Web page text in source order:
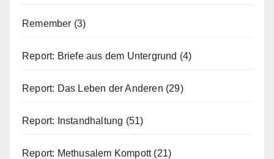
Remember (3)
Report: Briefe aus dem Untergrund (4)
Report: Das Leben der Anderen (29)
Report: Instandhaltung (51)
Report: Methusalem Kompott(21)